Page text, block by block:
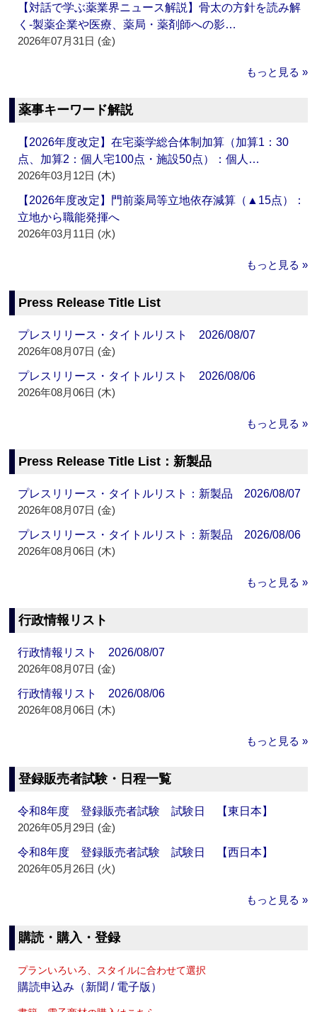
【対話で学ぶ薬業界ニュース解説】骨太の方針を読み解
く‐製薬企業や医療、薬局・薬剤師への影…
2026年07月31日 (金)
もっと見る »
薬事キーワード解説
【2026年度改定】在宅薬学総合体制加算（加算1：30
点、加算2：個人宅100点・施設50点）：個人…
2026年03月12日 (木)
【2026年度改定】門前薬局等立地依存減算（▲15点）：
立地から職能発揮へ
2026年03月11日 (水)
もっと見る »
Press Release Title List
プレスリリース・タイトルリスト 2026/08/07
2026年08月07日 (金)
プレスリリース・タイトルリスト 2026/08/06
2026年08月06日 (木)
もっと見る »
Press Release Title List：新製品
プレスリリース・タイトルリスト：新製品 2026/08/07
2026年08月07日 (金)
プレスリリース・タイトルリスト：新製品 2026/08/06
2026年08月06日 (木)
もっと見る »
行政情報リスト
行政情報リスト 2026/08/07
2026年08月07日 (金)
行政情報リスト 2026/08/06
2026年08月06日 (木)
もっと見る »
登録販売者試験・日程一覧
令和8年度 登録販売者試験 試験日 【東日本】
2026年05月29日 (金)
令和8年度 登録販売者試験 試験日 【西日本】
2026年05月26日 (火)
もっと見る »
購読・購入・登録
プランいろいろ、スタイルに合わせて選択
購読申込み（新聞 / 電子版）